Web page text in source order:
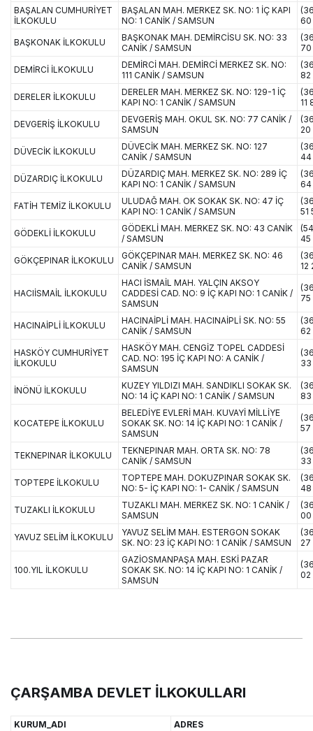
BAŞALAN CUMHURİYET
İLKOKULU
BAŞALAN MAH. MERKEZ SK. NO: 1 İÇ KAPI
NO: 1 CANİK / SAMSUN
60
BAŞKONAK İLKOKULU
BAŞKONAK MAH. DEMİRCİSU SK. NO: 33
CANİK / SAMSUN
DEMİRCİ İLKOKULU
DEMİRCİ MAH. DEMİRCİ MERKEZ SK. NO:
111 CANİK / SAMSUN
DERELER İLKOKULU
DERELER MAH. MERKEZ SK. NO: 129-1 İÇ
KAPI NO: 1 CANİK / SAMSUN
11
DEVGERİŞ İLKOKULU
DEVGERİŞ MAH. OKUL SK. NO: 77 CANİK /
SAMSUN
DÜVECİK İLKOKULU
DÜVECİK MAH. MERKEZ SK. NO: 127
CANİK / SAMSUN
44
DÜZARDIÇ İLKOKULU
DÜZARDIÇ MAH. MERKEZ SK. NO: 289 İÇ
KAPI NO: 1 CANİK / SAMSUN
64
FATİH TEMİZ İLKOKULU
ULUDAĞ MAH. OK SOKAK SK. NO: 47 İÇ
KAPI NO: 1 CANİK / SAMSUN
51
GÖDEKLİ İLKOKULU
GÖDEKLİ MAH. MERKEZ SK. NO: 43 CANİK
/ SAMSUN
45
GÖKÇEPINAR İLKOKULU
GÖKÇEPINAR MAH. MERKEZ SK. NO: 46
CANİK / SAMSUN
12
HACIİSMAİL İLKOKULU
HACI İSMAİL MAH. YALÇIN AKSOY
CADDESİ CAD. NO: 9 İÇ KAPI NO: 1 CANİK /
SAMSUN
75
HACINAİPLİ İLKOKULU
HACINAİPLİ MAH. HACINAİPLİ SK. NO: 55
CANİK / SAMSUN
62
HASKÖY CUMHURİYET
İLKOKULU
HASKÖY MAH. CENGİZ TOPEL CADDESİ
CAD. NO: 195 İÇ KAPI NO: A CANİK /
SAMSUN
İNÖNÜ İLKOKULU
KUZEY YILDIZI MAH. SANDIKLI SOKAK SK.
NO: 14 İÇ KAPI NO: 1 CANİK / SAMSUN
KOCATEPE İLKOKULU
BELEDİYE EVLERİ MAH. KUVAYİ MİLLİYE
SOKAK SK. NO: 14 İÇ KAPI NO: 1 CANİK /
SAMSUN
57
TEKNEPINAR İLKOKULU
TEKNEPINAR MAH. ORTA SK. NO: 78
CANİK / SAMSUN
TOPTEPE İLKOKULU
TOPTEPE MAH. DOKUZPINAR SOKAK SK.
NO: 5- İÇ KAPI NO: 1- CANİK / SAMSUN
48
TUZAKLI İLKOKULU
TUZAKLI MAH. MERKEZ SK. NO: 1 CANİK /
SAMSUN
00
YAVUZ SELİM İLKOKULU
YAVUZ SELİM MAH. ESTERGON SOKAK
SK. NO: 23 İÇ KAPI NO: 1 CANİK / SAMSUN
100.YIL İLKOKULU
GAZİOSMANPAŞA MAH. ESKİ PAZAR
SOKAK SK. NO: 14 İÇ KAPI NO: 1 CANİK /
SAMSUN
02
ÇARŞAMBA DEVLET İLKOKULLARI
KURUM_ADI ADRES